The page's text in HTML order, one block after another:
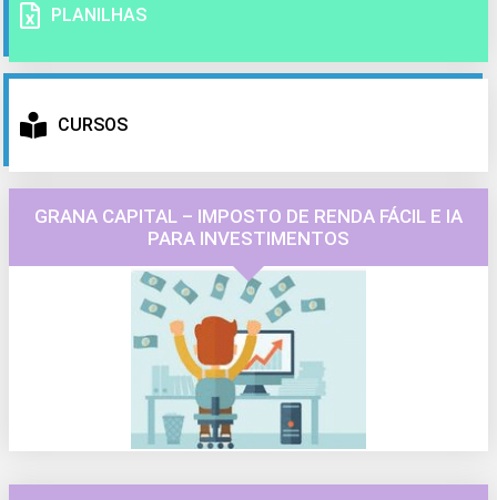
PLANILHAS
CURSOS
GRANA CAPITAL – IMPOSTO DE RENDA FÁCIL E IA
PARA INVESTIMENTOS